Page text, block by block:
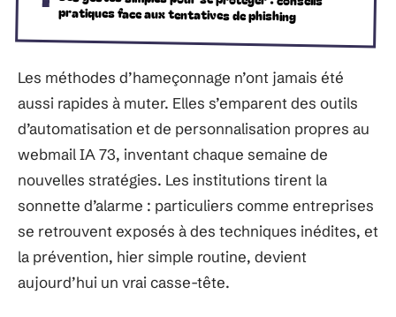
pratiques face aux tentatives de phishing
Les méthodes d’hameçonnage n’ont jamais été
aussi rapides à muter. Elles s’emparent des outils
d’automatisation et de personnalisation propres au
webmail IA 73, inventant chaque semaine de
nouvelles stratégies. Les institutions tirent la
sonnette d’alarme : particuliers comme entreprises
se retrouvent exposés à des techniques inédites, et
la prévention, hier simple routine, devient
aujourd’hui un vrai casse-tête.